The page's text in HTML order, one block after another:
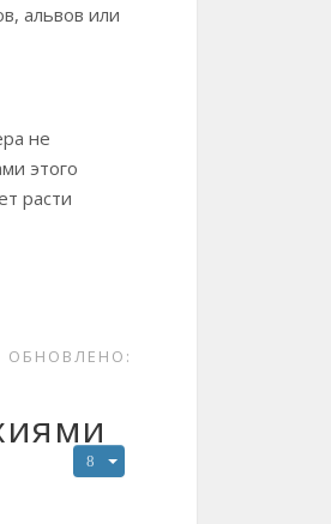
альвов или
не
этого
расти
ОБНОВЛЕНО: